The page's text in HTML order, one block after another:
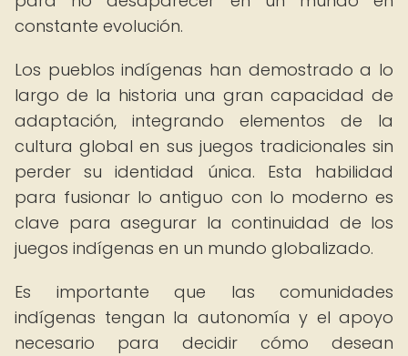
constante evolución.
Los pueblos indígenas han demostrado a lo
largo de la historia una gran capacidad de
adaptación, integrando elementos de la
cultura global en sus juegos tradicionales sin
perder su identidad única. Esta habilidad
para fusionar lo antiguo con lo moderno es
clave para asegurar la continuidad de los
juegos indígenas en un mundo globalizado.
Es importante que las comunidades
indígenas tengan la autonomía y el apoyo
necesario para decidir cómo desean